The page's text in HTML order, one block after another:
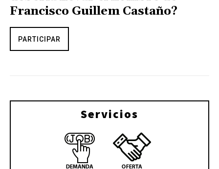
Francisco Guillem Castaño?
PARTICIPAR
Servicios